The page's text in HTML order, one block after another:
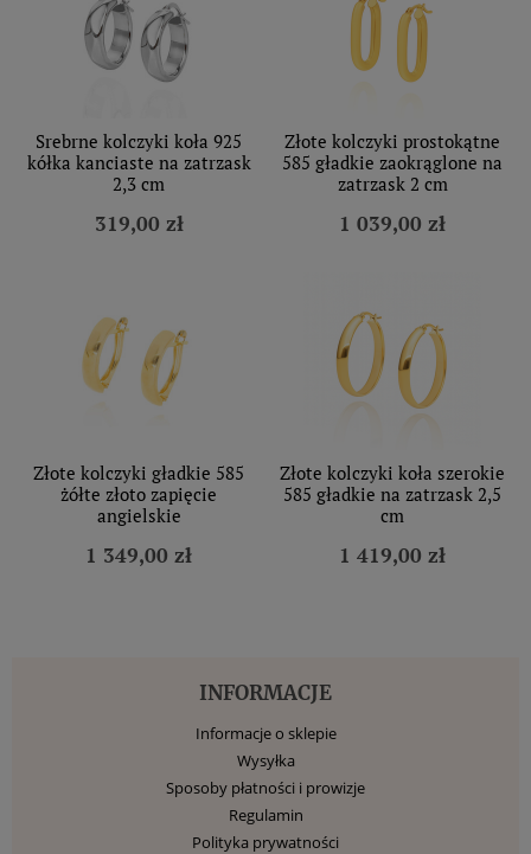
Srebrne kolczyki koła 925
kółka kanciaste na zatrzask
2,3 cm
319,00 zł
Złote kolczyki prostokątne
585 gładkie zaokrąglone na
zatrzask 2 cm
1 039,00 zł
Złote kolczyki gładkie 585
żółte złoto zapięcie
angielskie
1 349,00 zł
Złote kolczyki koła szerokie
585 gładkie na zatrzask 2,5
cm
1 419,00 zł
INFORMACJE
Informacje o sklepie
Wysyłka
Sposoby płatności i prowizje
Regulamin
Polityka prywatności